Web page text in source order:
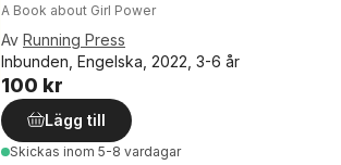
A Book about Girl Power
Av Running Press
Inbunden, Engelska, 2022, 3-6 år
100 kr
Lägg till
Skickas inom 5-8 vardagar